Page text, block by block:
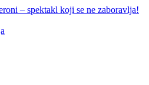
– spektakl koji se ne zaboravlja!